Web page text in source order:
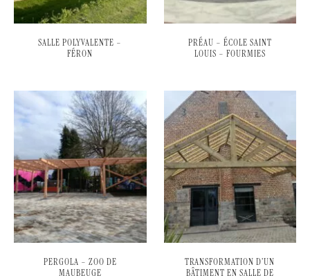
SALLE POLYVALENTE –
FÉRON
PRÉAU – ÉCOLE SAINT
LOUIS – FOURMIES
PERGOLA – ZOO DE
MAUBEUGE
TRANSFORMATION D’UN
BÂTIMENT EN SALLE DE